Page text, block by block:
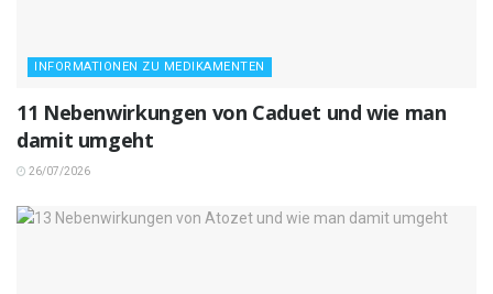
INFORMATIONEN ZU MEDIKAMENTEN
11 Nebenwirkungen von Caduet und wie man
damit umgeht
26/07/2026